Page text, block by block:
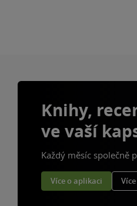
Knihy,
ve vaší
Každý měsíc společně
Více o aplikaci